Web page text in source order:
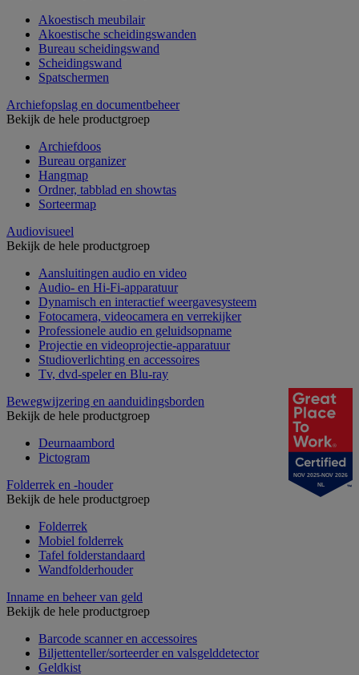
Akoestisch meubilair
Akoestische scheidingswanden
Bureau scheidingswand
Scheidingswand
Spatschermen
Archiefopslag en documentbeheer
Bekijk de hele productgroep
Archiefdoos
Bureau organizer
Hangmap
Ordner, tabblad en showtas
Sorteermap
Audiovisueel
Bekijk de hele productgroep
Aansluitingen audio en video
Audio- en Hi-Fi-apparatuur
Dynamisch en interactief weergavesysteem
Fotocamera, videocamera en verrekijker
Professionele audio en geluidsopname
Projectie en videoprojectie-apparatuur
Studioverlichting en accessoires
Tv, dvd-speler en Blu-ray
Bewegwijzering en aanduidingsborden
Bekijk de hele productgroep
Deurnaambord
Pictogram
Folderrek en -houder
Bekijk de hele productgroep
Folderrek
Mobiel folderrek
Tafel folderstandaard
Wandfolderhouder
Inname en beheer van geld
Bekijk de hele productgroep
Barcode scanner en accessoires
Biljettenteller/sorteerder en valsgelddetector
Geldkist
NOV 2025-NOV 2026
NL